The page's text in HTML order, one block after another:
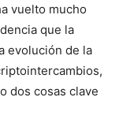
vuelto mucho
que la
evolución de la
dos cosas clave